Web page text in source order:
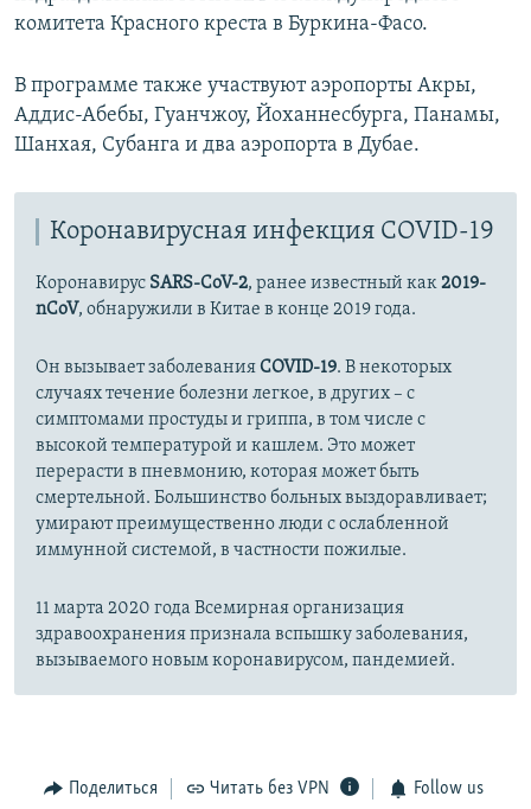
д
щ
и
й
л
ю
и
й
с
а
й
комитета Красного креста в Буркина-Фасо.
В программе также участвуют аэропорты Акры,
Аддис-Абебы, Гуанчжоу, Йоханнесбурга, Панамы,
Шанхая, Субанга и два аэропорта в Дубае.
Коронавирусная инфекция COVID-19
Коронавирус SARS-CoV-2, ранее известный как2019-
nCoV, обнаружили в Китае в конце 2019 года.
Он вызывает заболеванияCOVID-19. В некоторых
случаях течение болезни легкое, в других – с
симптомами простуды и гриппа, в том числе с
высокой температурой и кашлем. Это может
перерасти в пневмонию, которая может быть
смертельной. Большинство больных выздоравливает;
умирают преимущественно люди с ослабленной
иммунной системой, в частности пожилые.
11 марта 2020 года Всемирная организация
здравоохранения признала вспышку заболевания,
вызываемого новым коронавирусом, пандемией.
Поделиться Читать без VPN Follow us